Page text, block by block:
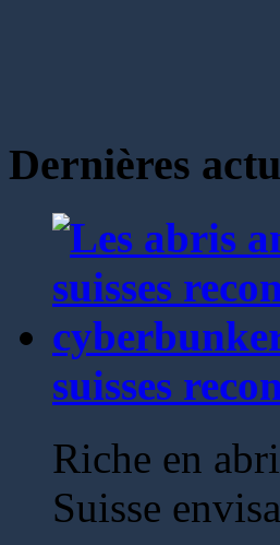
Dernières
suisses
Riche en
Suisse